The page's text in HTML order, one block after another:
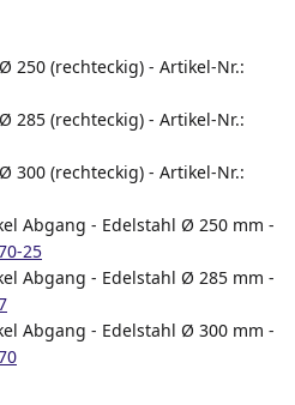
Ø 250 (rechteckig) - Artikel-Nr.:
Ø 285 (rechteckig) - Artikel-Nr.:
Ø 300 (rechteckig) - Artikel-Nr.:
Abgang - Edelstahl Ø 250 mm -
25
Abgang - Edelstahl Ø 285 mm -
Abgang - Edelstahl Ø 300 mm -